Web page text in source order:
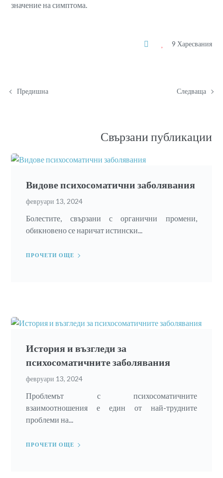
значение на симптома.
9 Харесвания
Предишна Следваща
Свързани публикации
Видове психосоматични заболявания
февруари 13, 2024
Болестите, свързани с органични промени,
обикновено се наричат ​​истински...
ПРОЧЕТИ ОЩЕ
История и възгледи за
психосоматичните заболявания
февруари 13, 2024
Проблемът с психосоматичните
взаимоотношения е един от най-трудните
проблеми на...
ПРОЧЕТИ ОЩЕ